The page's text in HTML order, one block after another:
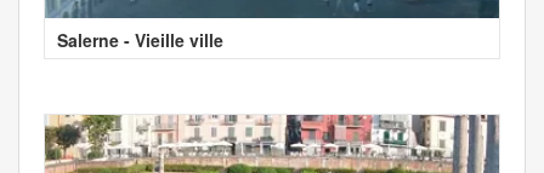
Salerne - Vieille ville